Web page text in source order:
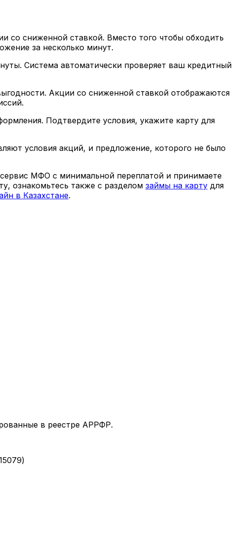
со сниженной ставкой. Вместо того чтобы обходить
за несколько минут.
Система автоматически проверяет ваш кредитный
Акции со сниженной ставкой отображаются
Подтвердите условия, укажите карту для
условия акций, и предложение, которого не было
МФО с минимальной переплатой и принимаете
ознакомьтесь также с разделом займы на карту для
в Казахстане.
в реестре АРРФР.